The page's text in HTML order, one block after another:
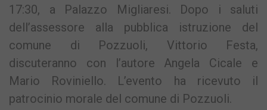
17:30, a Palazzo Migliaresi. Dopo i saluti
dell’assessore alla pubblica istruzione del
comune di Pozzuoli, Vittorio Festa,
discuteranno con l’autore Angela Cicale e
Mario Roviniello. L’evento ha ricevuto il
patrocinio morale del comune di Pozzuoli.